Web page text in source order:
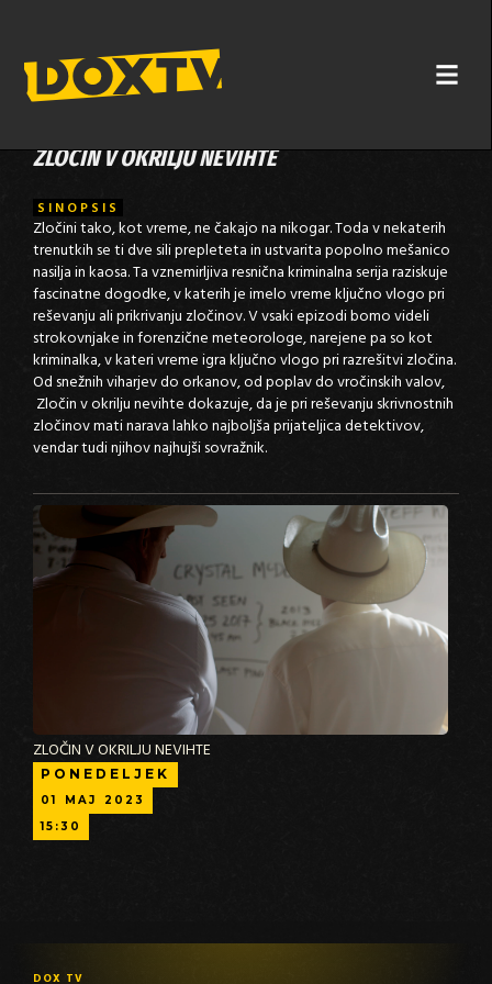
ZLOČIN V OKRILJU NEVIHTE
SINOPSIS
Zločini tako, kot vreme, ne čakajo na nikogar. Toda v nekaterih
trenutkih se ti dve sili prepleteta in ustvarita popolno mešanico
nasilja in kaosa. Ta vznemirljiva resnična kriminalna serija raziskuje
fascinatne dogodke, v katerih je imelo vreme ključno vlogo pri
reševanju ali prikrivanju zločinov. V vsaki epizodi bomo videli
strokovnjake in forenzične meteorologe, narejene pa so kot
kriminalka, v kateri vreme igra ključno vlogo pri razrešitvi zločina.
Od snežnih viharjev do orkanov, od poplav do vročinskih valov,
Zločin v okrilju nevihte dokazuje, da je pri reševanju skrivnostnih
zločinov mati narava lahko najboljša prijateljica detektivov,
vendar tudi njihov najhujši sovražnik.
ZLOČIN V OKRILJU NEVIHTE
PONEDELJEK
01 MAJ
2023
15:30
DOX TV